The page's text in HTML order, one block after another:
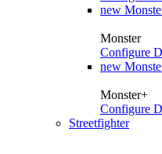
new
Monster
Configure
new
Monster+
Configure
Streetfighter